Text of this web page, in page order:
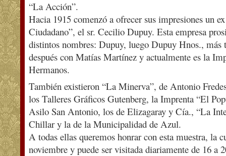
“La Acción”.
Hacia 1915 comenzó a ofrecer sus impresiones un
Ciudadano”, el sr. Cecilio Dupuy. Esta empresa
distintos nombres: Dupuy, luego Dupuy Hnos., más
después con Matías Martínez y actualmente es la
Hermanos.
También existieron “La Minerva”, de Antonio
los Talleres Gráficos Gutenberg, la Imprenta “El
Asilo San Antonio, los de Elizagaray y Cía., “La
Chillar y la de la Municipalidad de Azul.
A todas ellas queremos honrar con esta muestra, la
noviembre y puede ser visitada diariamente de 16 a